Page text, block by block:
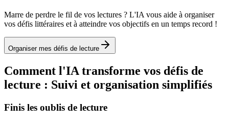
Marre de perdre le fil de vos lectures ? L'IA vous aide à organiser
vos défis littéraires et à atteindre vos objectifs en un temps record !
Organiser mes défis de lecture
Comment l'IA transforme vos défis de
lecture : Suivi et organisation simplifiés
Finis les oublis de lecture